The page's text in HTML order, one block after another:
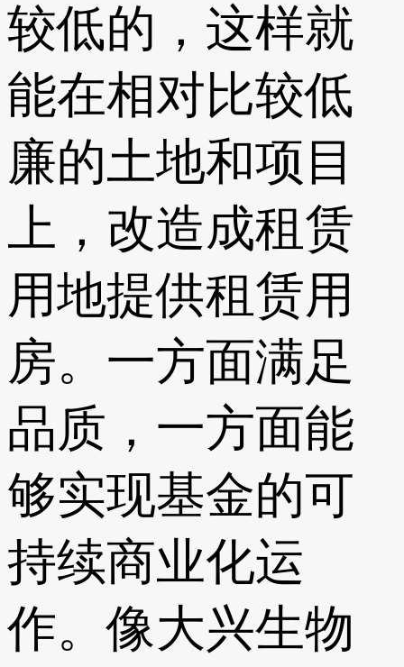
较低的，这样就
能在相对比较低
廉的土地和项目
上，改造成租赁
用地提供租赁用
房。一方面满足
品质，一方面能
够实现基金的可
持续商业化运
作。像大兴生物